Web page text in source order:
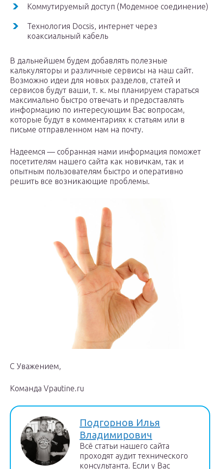
Коммутируемый доступ (Модемное соединение)
Технология Docsis, интернет через
коаксиальный кабель
В дальнейшем будем добавлять полезные
калькуляторы и различные сервисы на наш сайт.
Возможно идеи для новых разделов, статей и
сервисов будут ваши, т. к. мы планируем стараться
максимально быстро отвечать и предоставлять
информацию по интересующим Вас вопросам,
которые будут в комментариях к статьям или в
письме отправленном нам на почту.
Надеемся — собранная нами информация поможет
посетителям нашего сайта как новичкам, так и
опытным пользователям быстро и оперативно
решить все возникающие проблемы.
С Уважением,
Команда Vpautine.ru
Подгорнов Илья
Владимирович
Всё статьи нашего сайта
проходят аудит технического
консультанта. Если у Вас